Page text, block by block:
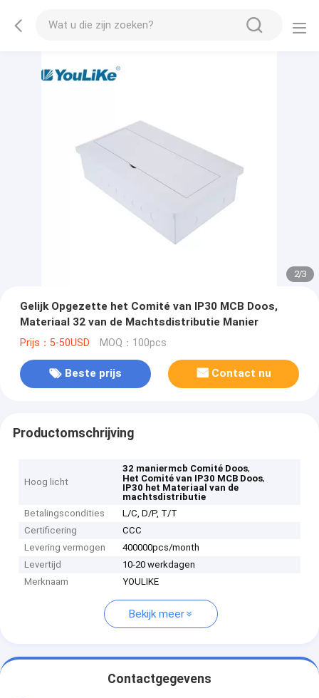
2/3
Gelijk Opgezette het Comité van IP30 MCB Doos,
Materiaal 32 van de Machtsdistributie Manier
Prijs：5-50USD MOQ：100pcs
Beste prijs Contact nu
Productomschrijving
Hoog licht
32 maniermcb Comité Doos,
Het Comité van IP30 MCB Doos,
IP30 het Materiaal van de
machtsdistributie
Betalingscondities
L/C, D/P, T/T
Certificering
CCC
Levering vermogen
400000pcs/month
Levertijd
10-20 werkdagen
Merknaam
YOULIKE
Bekijk meer
Contactgegevens